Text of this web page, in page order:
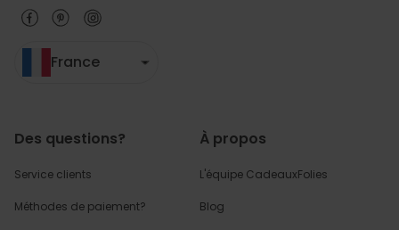
France
Des questions?
Service clients
Méthodes de paiement?
À propos
L'équipe CadeauxFolies
Blog